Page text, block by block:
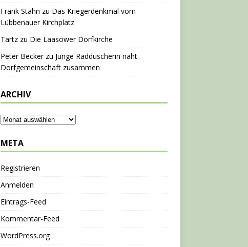
Frank Stahn zu Das Kriegerdenkmal vom
Lübbenauer Kirchplatz
Tartzzu Die Laasower Dorfkirche
Peter Beckerzu Junge Radduscherin näht
Dorfgemeinschaft zusammen
ARCHIV
META
Registrieren
Anmelden
Eintrags-Feed
Kommentar-Feed
WordPress.org